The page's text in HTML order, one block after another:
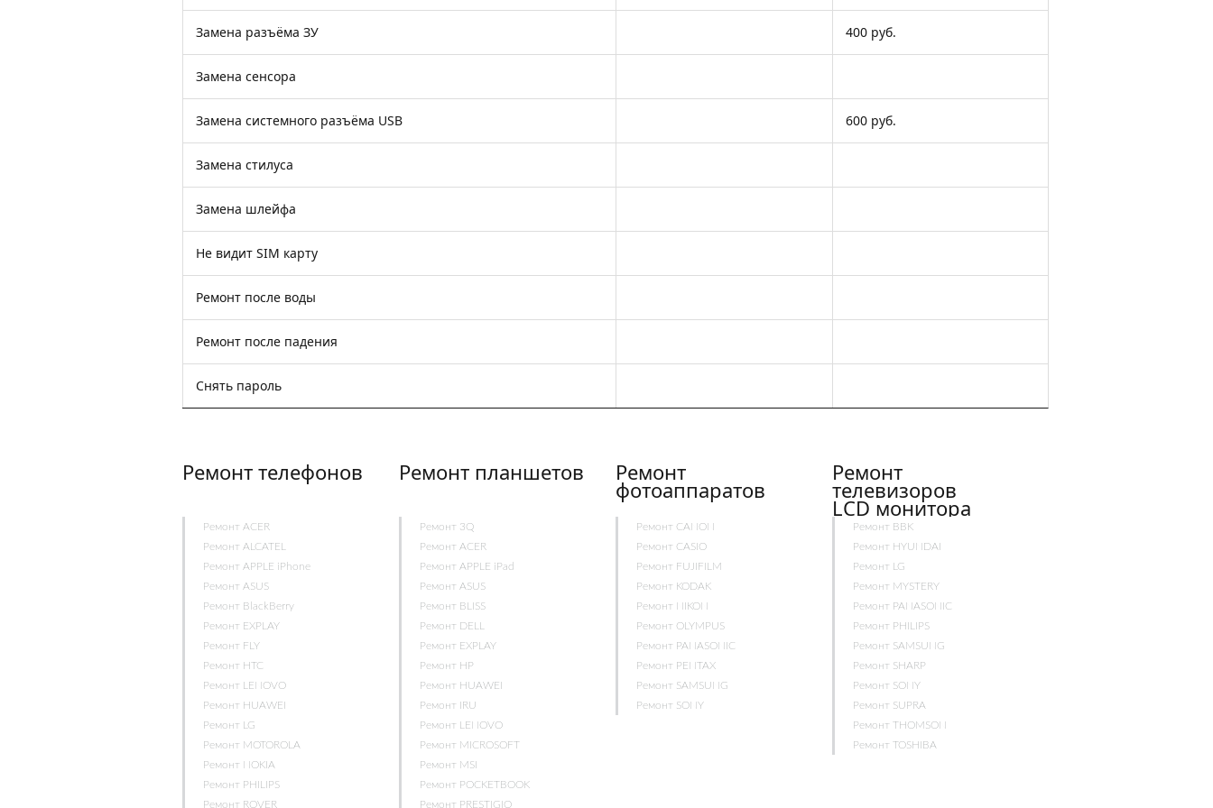
Замена разъёма ЗУ 400 руб.
Замена сенсора
Замена системного разъёма USB 600 руб.
Замена стилуса
Замена шлейфа
Не видит SIM карту
Ремонт после воды
Ремонт после падения
Снять пароль
Ремонт телефонов
Ремонт ACER
Ремонт ALCATEL
Ремонт APPLE iPhone
Ремонт ASUS
Ремонт BlackBerry
Ремонт EXPLAY
Ремонт FLY
Ремонт HTC
Ремонт LENOVO
Ремонт HUAWEI
Ремонт LG
Ремонт MOTOROLA
Ремонт NOKIA
Ремонт PHILIPS
Ремонт ROVER
Ремонт планшетов
Ремонт 3Q
Ремонт ACER
Ремонт APPLE iPad
Ремонт ASUS
Ремонт BLISS
Ремонт DELL
Ремонт EXPLAY
Ремонт HP
Ремонт HUAWEI
Ремонт IRU
Ремонт LENOVO
Ремонт MICROSOFT
Ремонт MSI
Ремонт POCKETBOOK
Ремонт PRESTIGIO
Ремонт
фотоаппаратов
Ремонт CANON
Ремонт CASIO
Ремонт FUJIFILM
Ремонт KODAK
Ремонт NIKON
Ремонт OLYMPUS
Ремонт PANASONIC
Ремонт PENTAX
Ремонт SAMSUNG
Ремонт SONY
Ремонт
телевизоров
LCD монитора
Ремонт BBK
Ремонт HYUNDAI
Ремонт LG
Ремонт MYSTERY
Ремонт PANASONIC
Ремонт PHILIPS
Ремонт SAMSUNG
Ремонт SHARP
Ремонт SONY
Ремонт SUPRA
Ремонт THOMSON
Ремонт TOSHIBA